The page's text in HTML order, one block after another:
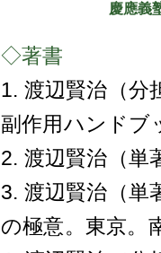
慶應
◇著書
1. 渡辺賢治（
副作用ハンド
2. 渡辺賢治（
3. 渡辺賢治（単
の極意。東京